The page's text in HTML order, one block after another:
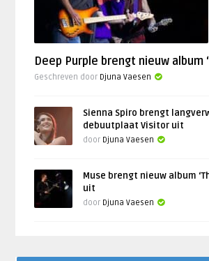
Deep Purple brengt nieuw album
Geschreven door Djuna Vaesen
Sienna Spiro brengt
debuutplaat Visitor uit
door Djuna Vaesen
Muse brengt nieuw album
uit
door Djuna Vaesen